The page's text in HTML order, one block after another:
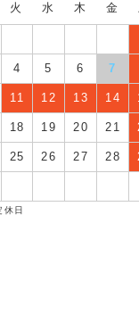
火 水 木 金
4 5 6 7
11 12 13 14
18 19 20 21
25 26 27 28
休日